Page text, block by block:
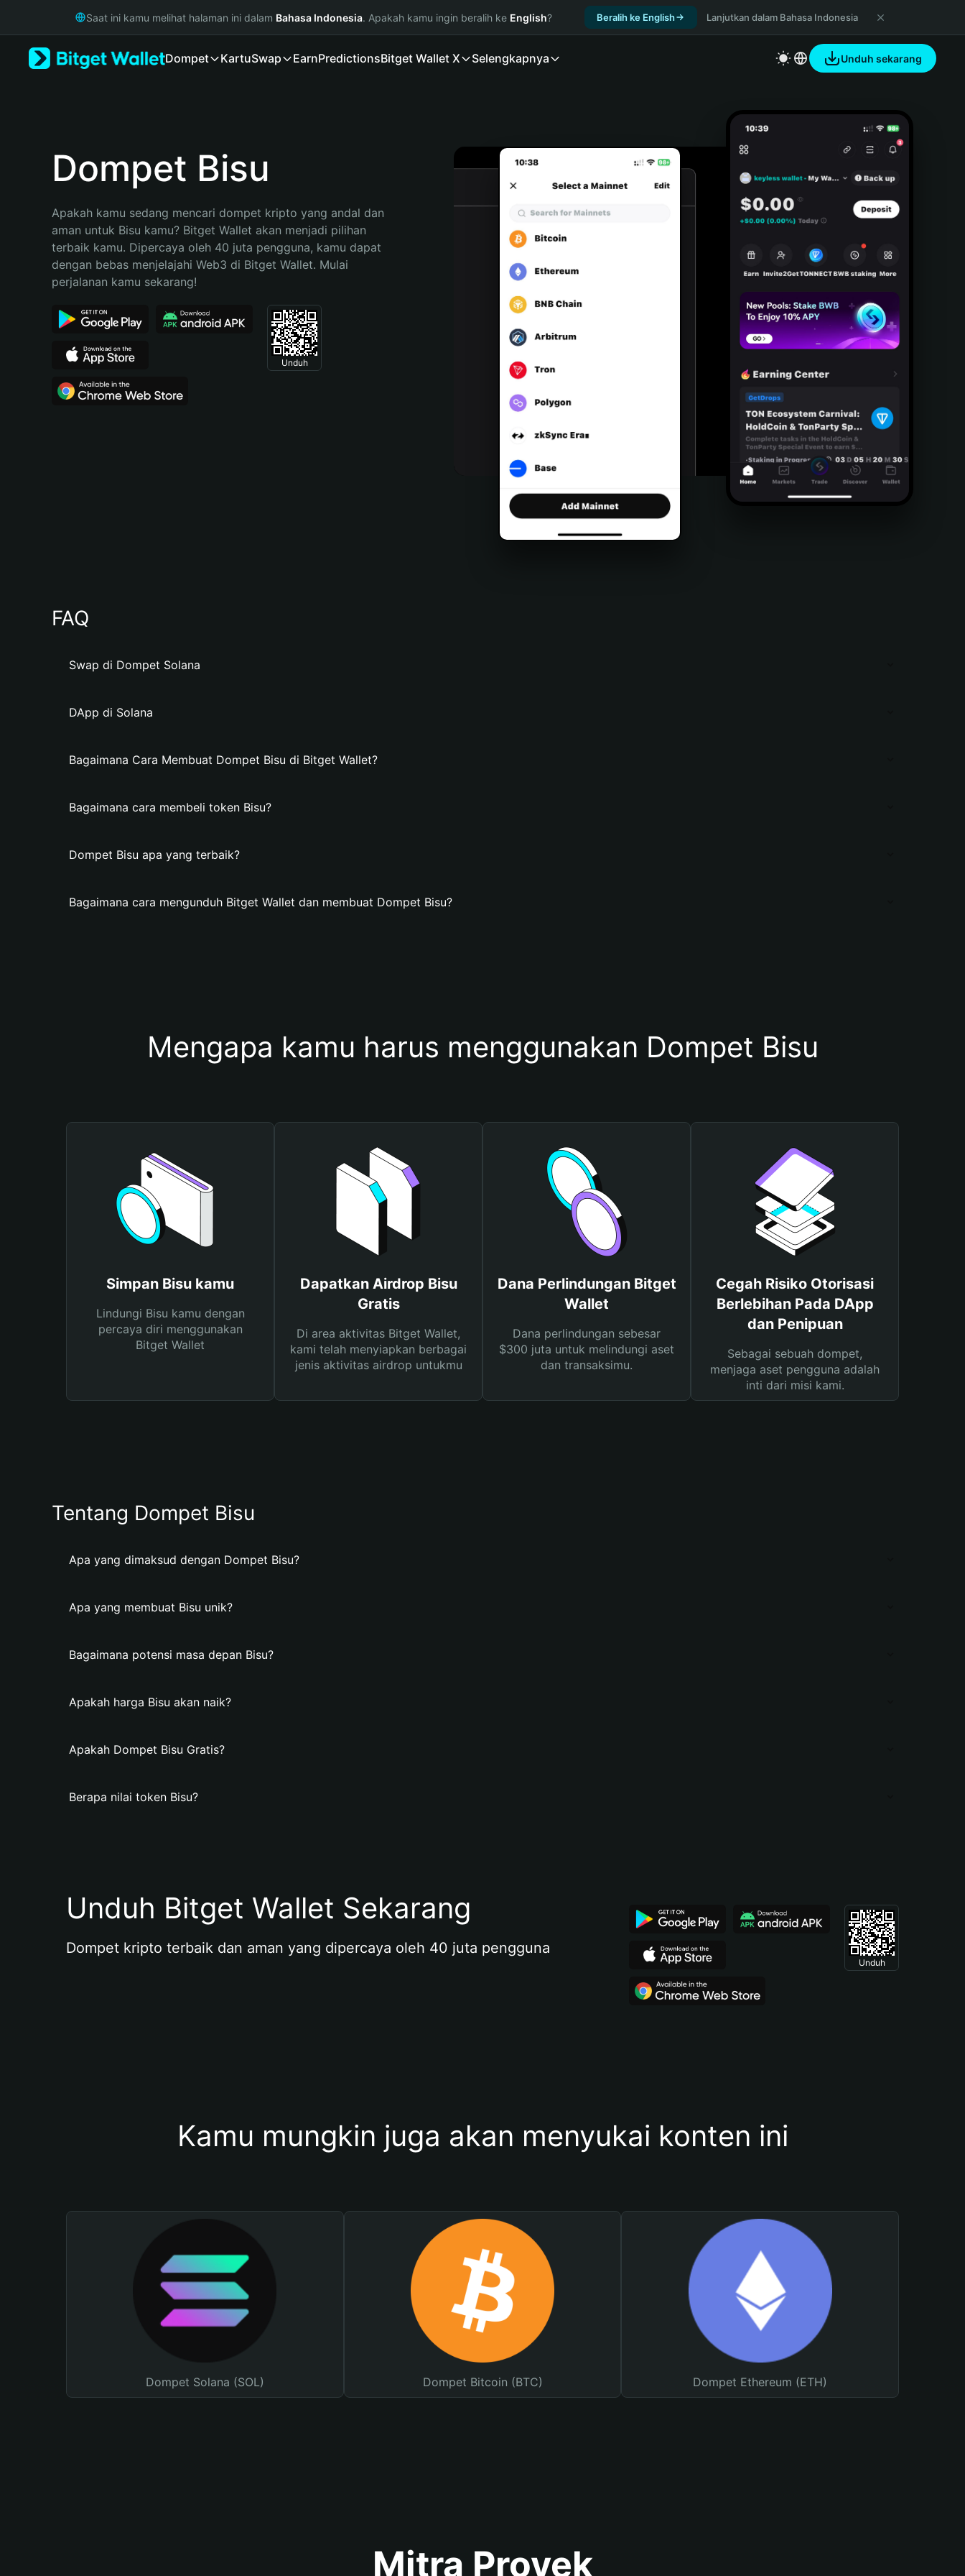
Русский
Bahasa Indonesia
Español (Argentina)
Saat ini kamu melihat halaman ini dalam Bahasa Indonesia. Apakah kamu ingin beralih ke English? Beralih ke English Lanjutkan dalam Bahasa Indonesia
Dompet KartuSwap EarnPredictionsBitget Wallet X Selengkapnya Unduh sekarang
Dompet Bisu
Apakah kamu sedang mencari dompet kripto yang andal dan
aman untuk Bisu kamu? Bitget Wallet akan menjadi pilihan
terbaik kamu. Dipercaya oleh 40 juta pengguna, kamu dapat
dengan bebas menjelajahi Web3 di Bitget Wallet. Mulai
perjalanan kamu sekarang!
Unduh
FAQ
Swap di Dompet Solana
DApp di Solana
Bagaimana Cara Membuat Dompet Bisu di Bitget Wallet?
Bagaimana cara membeli token Bisu?
Dompet Bisu apa yang terbaik?
Bagaimana cara mengunduh Bitget Wallet dan membuat Dompet Bisu?
Mengapa kamu harus menggunakan Dompet Bisu
Simpan Bisu kamu
Lindungi Bisu kamu dengan
percaya diri menggunakan
Bitget Wallet
Dapatkan Airdrop Bisu
Gratis
Di area aktivitas Bitget Wallet,
kami telah menyiapkan berbagai
jenis aktivitas airdrop untukmu
Dana Perlindungan Bitget
Wallet
Dana perlindungan sebesar
$300 juta untuk melindungi aset
dan transaksimu.
Cegah Risiko Otorisasi
Berlebihan Pada DApp
dan Penipuan
Sebagai sebuah dompet,
menjaga aset pengguna adalah
inti dari misi kami.
Tentang Dompet Bisu
Apa yang dimaksud dengan Dompet Bisu?
Apa yang membuat Bisu unik?
Bagaimana potensi masa depan Bisu?
Apakah harga Bisu akan naik?
Apakah Dompet Bisu Gratis?
Berapa nilai token Bisu?
Unduh Bitget Wallet Sekarang
Dompet kripto terbaik dan aman yang dipercaya oleh 40 juta pengguna
Unduh
Kamu mungkin juga akan menyukai konten ini
Dompet Solana (SOL) Dompet Bitcoin (BTC) Dompet Ethereum (ETH)
Mitra Proyek